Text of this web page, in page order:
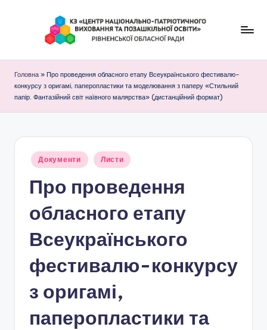
З
"
Ц
е
н
т
р
н
а
ц
і
о
н
Головна » Про проведення обласного етапу Всеукраїнського фестивалю-
конкурсу з оригамі, паперопластики та моделювання з паперу «Стильний
папір. Фантазійний світ наївного малярства» (дистанційний формат)
Опубліковано
Документи Листи
Про проведення
обласного етапу
Всеукраїнського
фестивалю-конкурсу
з оригамі,
паперопластики та